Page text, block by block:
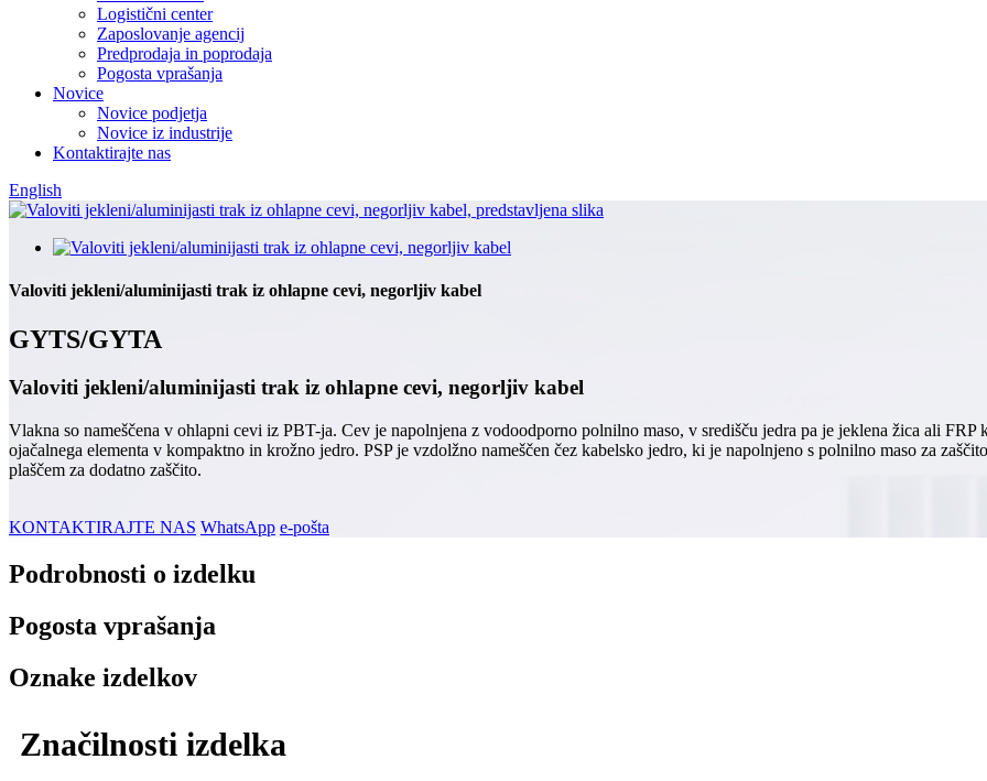
Logistični center
Zaposlovanje agencij
Predprodaja in poprodaja
Pogosta vprašanja
Novice
Novice podjetja
Novice iz industrije
Kontaktirajte nas
English
Valoviti jekleni/aluminijasti trak iz ohlapne cevi, negorljiv kabel
GYTS/GYTA
Valoviti jekleni/aluminijasti trak iz ohlapne cevi, negorljiv kabel
Vlakna so nameščena v ohlapni cevi iz PBT-ja. Cev je napolnjena z vodoodporno polnilno maso, v središču jedra pa je jeklena žica ali
ojačalnega elementa v kompaktno in krožno jedro. PSP je vzdolžno nameščen čez kabelsko jedro, ki je napolnjeno s polnilno maso za
plaščem za dodatno zaščito.
KONTAKTIRAJTE NAS WhatsApp e-pošta
Podrobnosti o izdelku
Pogosta vprašanja
Oznake izdelkov
Značilnosti izdelka